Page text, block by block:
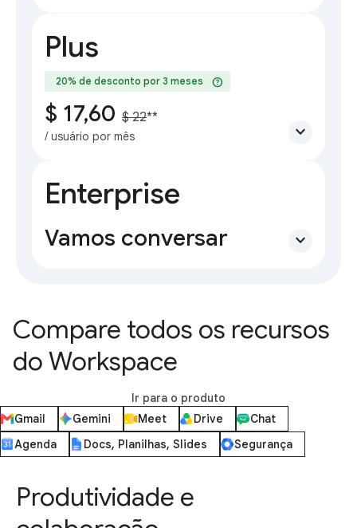
Plus
20% de desconto por 3 meses help
$ 17,60 $ 22**
/ usuário por mês expand_more
Enterprise
Vamos conversar expand_more
Compare todos os recursos
do Workspace
Ir para o produto
Gmail
Gemini Meet Drive
Chat
Agenda
Docs, Planilhas, Slides Segurança
Produtividade e